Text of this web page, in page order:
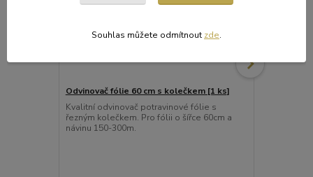
Odvinovač fólie 60 cm s kolečkem [1 ks]
Kvalitní odvinovač potravinové fólie s
řezným kolečkem. Pro fólii o šířce 60cm a
návinu 150-300m.
Souhlas můžete odmítnout zde.